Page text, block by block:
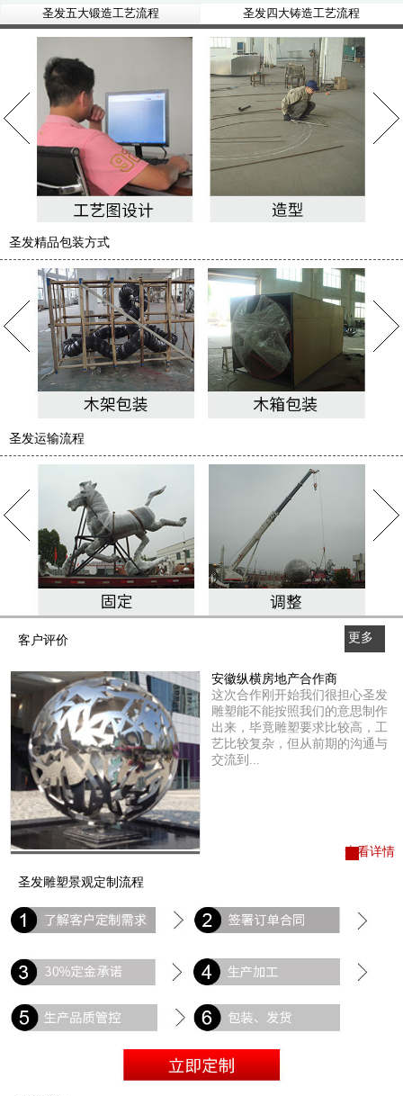
圣发五大锻造工艺流程 圣发四大铸造工艺流程
圣发精品包装方式
圣发运输流程
客户评价
更多
查看详情
安徽纵横房地产合作商
这次合作刚开始我们很担心圣发
雕塑能不能按照我们的意思制作
出来，毕竟雕塑要求比较高，工
艺比较复杂，但从前期的沟通与
交流到...
圣发雕塑景观定制流程